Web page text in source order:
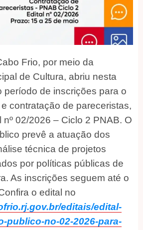
Frio, por meio da
de Cultura, abriu nesta
período de inscrições para o
contratação de pareceristas,
02/2026 – Ciclo 2 PNAB. O
prevê a atuação dos
técnica de projetos
por políticas públicas de
As inscrições seguem até o
o edital no
editais/edital-
publico-no-02-2026-para-